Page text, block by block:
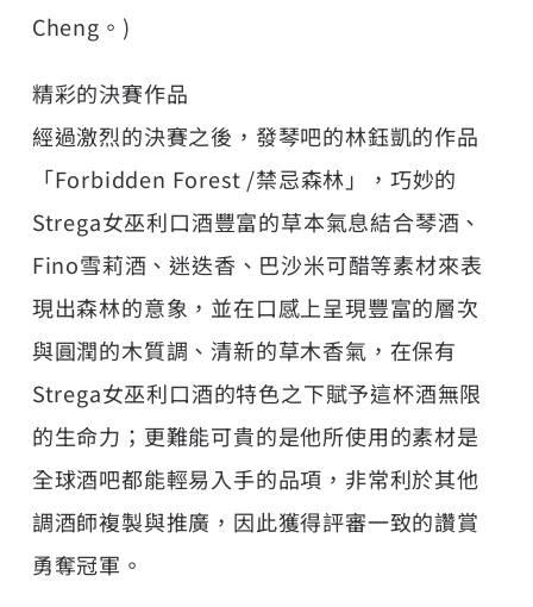
Cheng。)
精彩的決賽作品
經過激烈的決賽之後，發琴吧的林鈺凱的作品
「Forbidden Forest /禁忌森林」，巧妙的
Strega女巫利口酒豐富的草本氣息結合琴酒、
Fino雪莉酒、迷迭香、巴沙米可醋等素材來表
現出森林的意象，並在口感上呈現豐富的層次
與圓潤的木質調、清新的草木香氣，在保有
Strega女巫利口酒的特色之下賦予這杯酒無限
的生命力；更難能可貴的是他所使用的素材是
全球酒吧都能輕易入手的品項，非常利於其他
調酒師複製與推廣，因此獲得評審一致的讚賞
勇奪冠軍。